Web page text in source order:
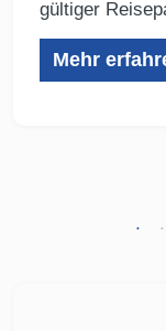
gültiger
Mehr